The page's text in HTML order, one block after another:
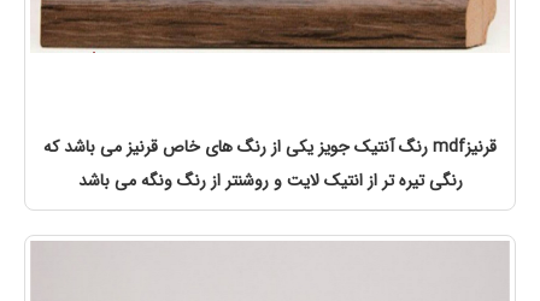
قرنیزmdf رنگ آنتیک جویز یکی از رنگ های خاص قرنیز می باشد که
رنگی تیره تر از انتیک لایت و روشنتر از رنگ ونگه می باشد